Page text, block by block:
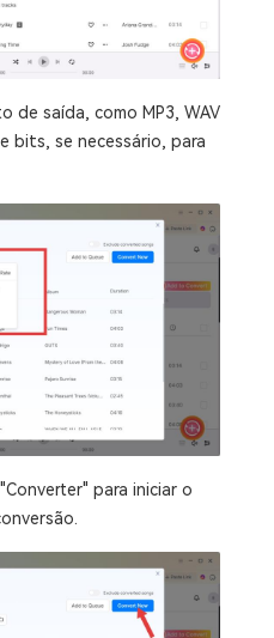
de saída, como MP3, WAV
bits, se necessário, para
para iniciar o